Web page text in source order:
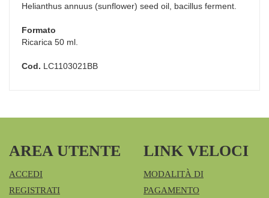
Helianthus annuus (sunflower) seed oil, bacillus ferment.
Formato
Ricarica 50 ml.
Cod. LC1103021BB
AREA UTENTE
ACCEDI
REGISTRATI
LINK VELOCI
MODALITÀ DI
PAGAMENTO